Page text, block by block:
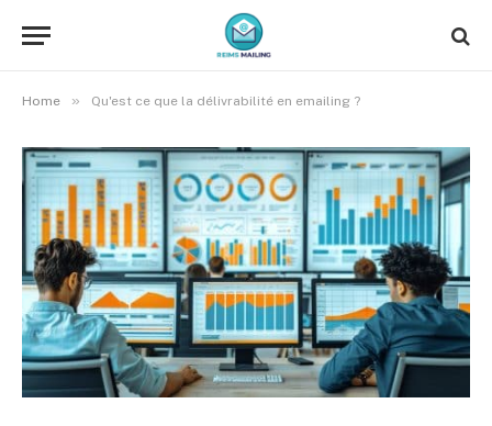
Home » Qu'est ce que la délivrabilité en emailing ?